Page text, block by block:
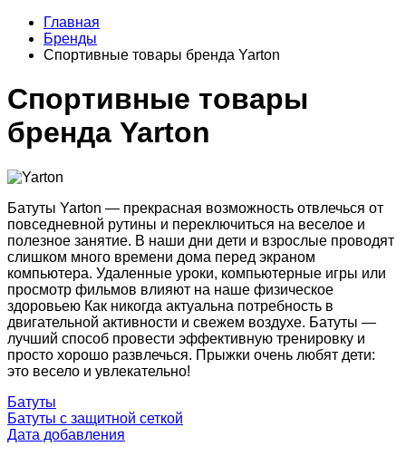
Главная
Бренды
Спортивные товары бренда Yarton
Спортивные товары
бренда Yarton
Батуты Yarton — прекрасная возможность отвлечься от
повседневной рутины и переключиться на веселое и
полезное занятие. В наши дни дети и взрослые проводят
слишком много времени дома перед экраном
компьютера. Удаленные уроки, компьютерные игры или
просмотр фильмов влияют на наше физическое
здоровьею Как никогда актуальна потребность в
двигательной активности и свежем воздухе. Батуты —
лучший способ провести эффективную тренировку и
просто хорошо развлечься. Прыжки очень любят дети:
это весело и увлекательно!
Батуты
Батуты с защитной сеткой
Дата добавления